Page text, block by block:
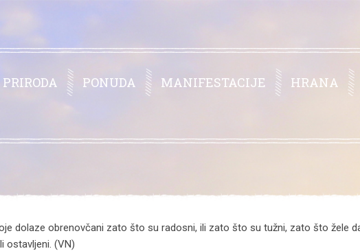
PRIRODA PONUDA MANIFESTACIJE HRANA
dolaze obrenovčani zato što su radosni, ili zato što su tužni, zato što žele
ostavljeni. (VN)